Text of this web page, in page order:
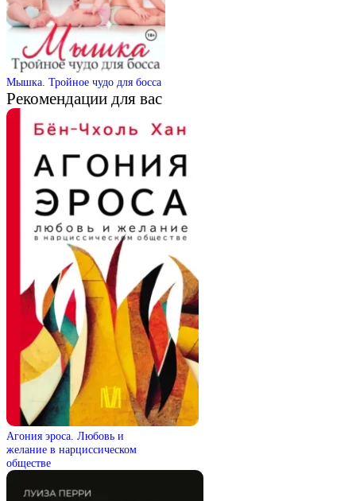
Мышка. Тройное чудо для босса
Рекомендации для вас
Агония эроса. Любовь и
желание в нарциссическом
обществе